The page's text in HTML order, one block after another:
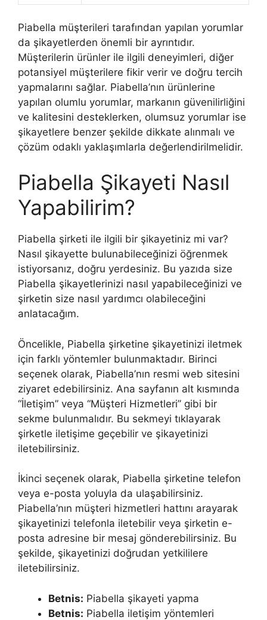
Piabella müşterileri tarafından yapılan yorumlar
da şikayetlerden önemli bir ayrıntıdır.
Müşterilerin ürünler ile ilgili deneyimleri, diğer
potansiyel müşterilere fikir verir ve doğru tercih
yapmalarını sağlar. Piabella’nın ürünlerine
yapılan olumlu yorumlar, markanın güvenilirliğini
ve kalitesini desteklerken, olumsuz yorumlar ise
şikayetlere benzer şekilde dikkate alınmalı ve
çözüm odaklı yaklaşımlarla değerlendirilmelidir.
Piabella Şikayeti Nasıl
Yapabilirim?
Piabella şirketi ile ilgili bir şikayetiniz mi var?
Nasıl şikayette bulunabileceğinizi öğrenmek
istiyorsanız, doğru yerdesiniz. Bu yazıda size
Piabella şikayetlerinizi nasıl yapabileceğinizi ve
şirketin size nasıl yardımcı olabileceğini
anlatacağım.
Öncelikle, Piabella şirketine şikayetinizi iletmek
için farklı yöntemler bulunmaktadır. Birinci
seçenek olarak, Piabella’nın resmi web sitesini
ziyaret edebilirsiniz. Ana sayfanın alt kısmında
“İletişim” veya “Müşteri Hizmetleri” gibi bir
sekme bulunmalıdır. Bu sekmeyi tıklayarak
şirketle iletişime geçebilir ve şikayetinizi
iletebilirsiniz.
İkinci seçenek olarak, Piabella şirketine telefon
veya e-posta yoluyla da ulaşabilirsiniz.
Piabella’nın müşteri hizmetleri hattını arayarak
şikayetinizi telefonla iletebilir veya şirketin e-
posta adresine bir mesaj gönderebilirsiniz. Bu
şekilde, şikayetinizi doğrudan yetkililere
iletebilirsiniz.
Betnis: Piabella şikayeti yapma
Betnis: Piabella iletişim yöntemleri